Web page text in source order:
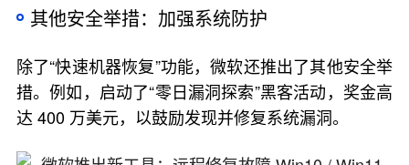
其他安全举措：加强系统防护
除了“快速机器恢复”功能，微软还推出了其他安全举
措。例如，启动了“零日漏洞探索”黑客活动，奖金高
达 400 万美元，以鼓励发现并修复系统漏洞。